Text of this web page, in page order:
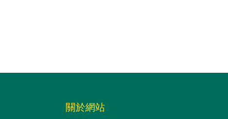
關於網站